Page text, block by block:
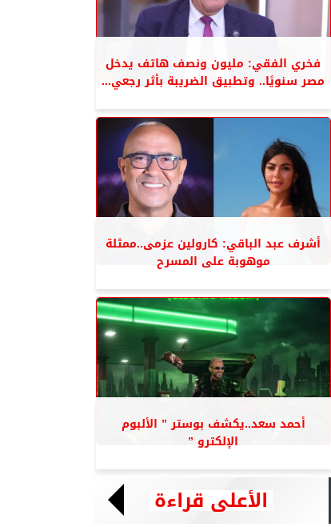
فخري الفقي: مليون ونصف هاتف يدخل
مصر سنويًا.. وتطبيق الضريبة بأثر رجعي...
أشرف عبد الباقي: كارولين عزمى..ممثلة
موهوبة على المسرح
أحمد سعد..يكشف بوستر ” الألبوم
الإلكترو ”
الأعلى قراءة